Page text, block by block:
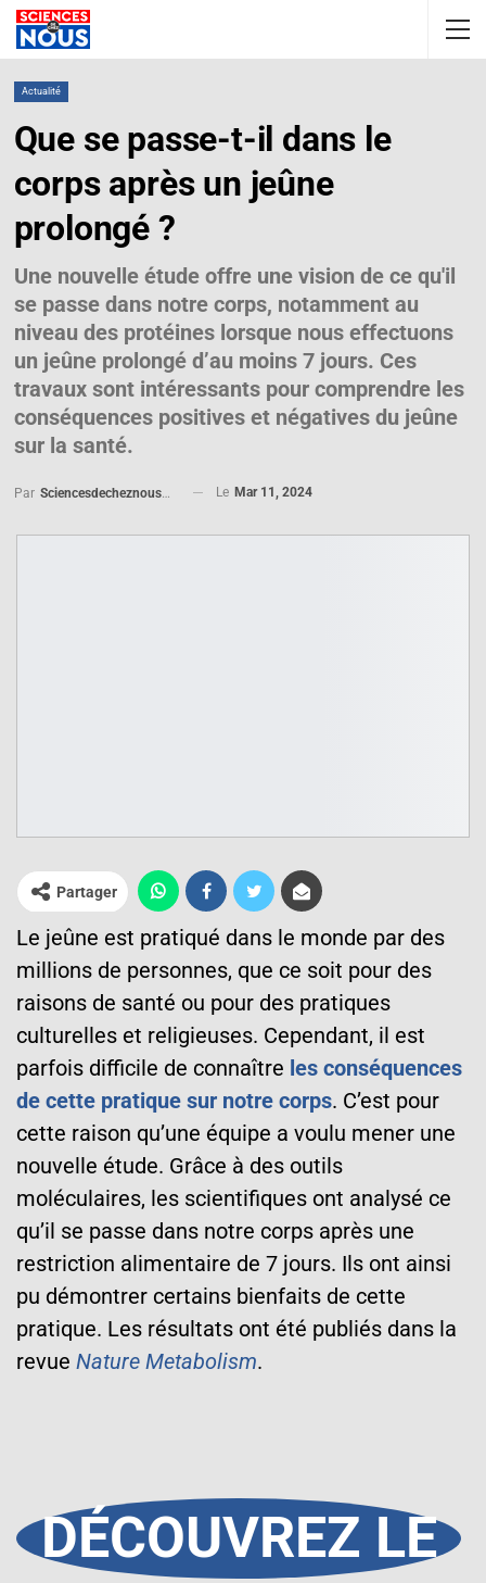
Actualité
Que se passe-t-il dans le
corps après un jeûne
prolongé ?
Une nouvelle étude offre une vision de ce qu'il
se passe dans notre corps, notamment au
niveau des protéines lorsque nous effectuons
un jeûne prolongé d’au moins 7 jours. Ces
travaux sont intéressants pour comprendre les
conséquences positives et négatives du jeûne
sur la santé.
Par Sciencesdecheznous@gmail.com Le Mar 11, 2024
Partager
Le jeûne est pratiqué dans le monde par des
millions de personnes, que ce soit pour des
raisons de santé ou pour des pratiques
culturelles et religieuses. Cependant, il est
parfois difficile de connaître les conséquences
de cette pratique sur notre corps. C’est pour
cette raison qu’une équipe a voulu mener une
nouvelle étude. Grâce à des outils
moléculaires, les scientifiques ont analysé ce
qu’il se passe dans notre corps après une
restriction alimentaire de 7 jours. Ils ont ainsi
pu démontrer certains bienfaits de cette
pratique. Les résultats ont été publiés dans la
revue Nature Metabolism.
DÉCOUVREZ LE